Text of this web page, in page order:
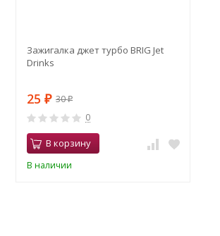
Зажигалка джет турбо BRIG Jet
Drinks
25 ₽ 30₽
0
В корзину
В наличии